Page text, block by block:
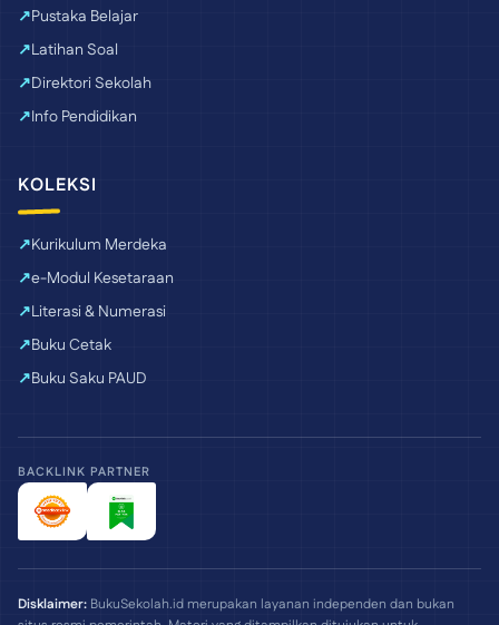
Pustaka Belajar
Latihan Soal
Direktori Sekolah
Info Pendidikan
KOLEKSI
Kurikulum Merdeka
e-Modul Kesetaraan
Literasi & Numerasi
Buku Cetak
Buku Saku PAUD
BACKLINK PARTNER
Disklaimer: BukuSekolah.id merupakan layanan independen dan bukan